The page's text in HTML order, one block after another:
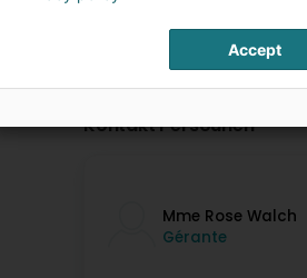
Kontakt Persounen
Mme Rose Walch
Gérante
Accept